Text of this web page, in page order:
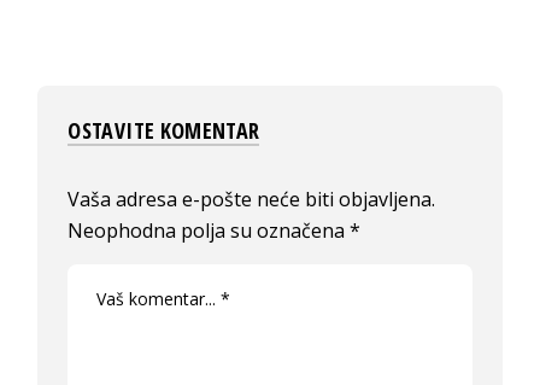
OSTAVITE KOMENTAR
Vaša adresa e-pošte neće biti objavljena.
Neophodna polja su označena*